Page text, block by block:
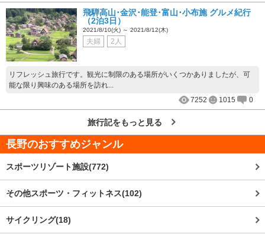
飛騨高山･金沢･能登･富山･小布施 グルメ紀行
（2泊3日）
2021/8/10(火) ～ 2021/8/12(木)
夫婦 2人
リフレッシュ旅行です。観光に制限のある場所がいくつかありましたが、可
能な限り興味のある場所を訪れ...
7252
1015 0
旅行記をもっと見る
長野のおすすめジャンル
スポーツリゾート施設(772)
その他スポーツ・フィットネス(102)
サイクリング(18)